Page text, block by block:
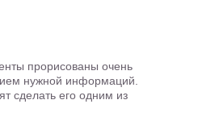
прорисованы очень
нужной информаций.
сделать его одним из